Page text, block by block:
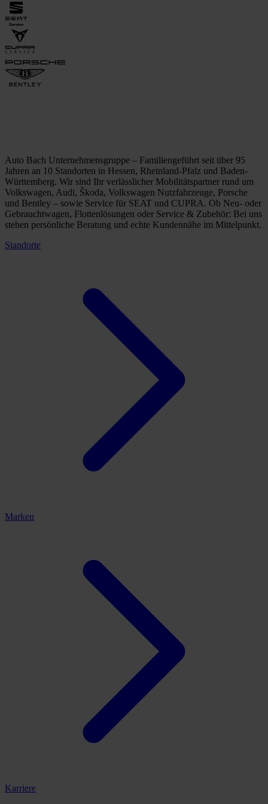
Auto Bach Unternehmensgruppe – Familiengeführt seit über 95
Jahren an 10 Standorten in Hessen, Rheinland-Pfalz und Baden-
Württemberg. Wir sind Ihr verlässlicher Mobilitätspartner rund um
Volkswagen, Audi, Škoda, Volkswagen Nutzfahrzeuge, Porsche
und Bentley – sowie Service für SEAT und CUPRA. Ob Neu- oder
Gebrauchtwagen, Flottenlösungen oder Service & Zubehör: Bei uns
stehen persönliche Beratung und echte Kundennähe im Mittelpunkt.
Standorte
Marken
Karriere